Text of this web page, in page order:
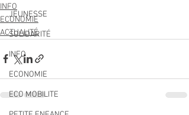
JEUNESSE
SOLIDARITÉ
INFO
ECONOMIE
ECO MOBILITE
INFO
ECONOMIE
ACTUALITÉ